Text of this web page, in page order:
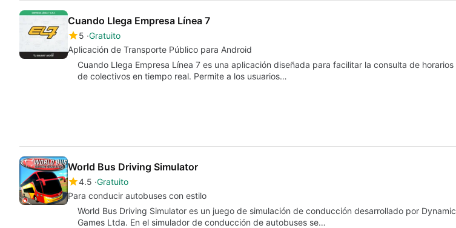
Cuando Llega Empresa Línea 7
5 Gratuito
Aplicación de Transporte Público para Android
Cuando Llega Empresa Línea 7 es una aplicación diseñada para facilitar la consulta de horarios
de colectivos en tiempo real. Permite a los usuarios…
World Bus Driving Simulator
4.5 Gratuito
Para conducir autobuses con estilo
World Bus Driving Simulator es un juego de simulación de conducción desarrollado por Dynamic
Games Ltda. En el simulador de conducción de autobuses se…